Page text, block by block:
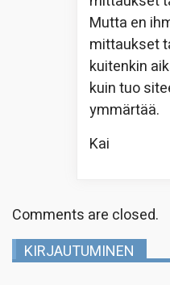
Mutta en
mittaukset
kuitenkin
kuin tuo
ymmärtää.
Kai
Comments are closed.
KIRJAUTUMINEN